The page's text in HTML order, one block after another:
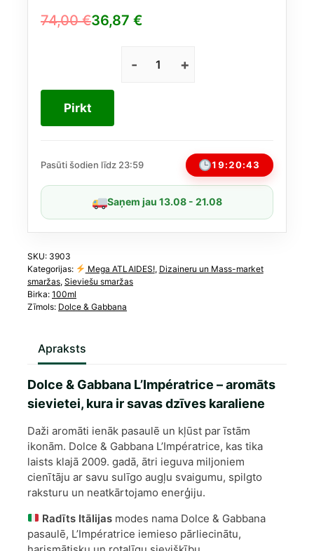
74,00€
Original
74,00 €.
36,87 €
Current
36,87 €.
Dolce
daudzums
Pirkt
Pasūti šodien līdz 23:59 19:20:43
Saņem jau 13.08 - 21.08
SKU: 3903
Kategorijas:
Mega ATLAIDES!, Dizaineru un Mass-market
smaržas, Sieviešu smaržas
Birka: 100ml
Zīmols: Dolce & Gabbana
Apraksts
Dolce & Gabbana L’Impératrice – aromāts
sievietei, kura ir savas dzīves karaliene
Daži aromāti ienāk pasaulē un kļūst par īstām
ikonām. Dolce & Gabbana L’Impératrice, kas tika
laists klajā 2009. gadā, ātri ieguva miljoniem
cienītāju ar savu sulīgo augļu svaigumu, spilgto
raksturu un neatkārtojamo enerģiju.
Radīts Itālijas modes nama Dolce & Gabbana
pasaulē, L’Impératrice iemieso pārliecinātu,